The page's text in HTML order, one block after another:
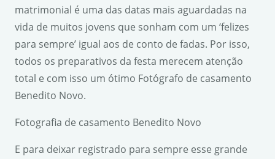
matrimonial é uma das datas mais aguardadas na
vida de muitos jovens que sonham com um ‘felizes
para sempre’ igual aos de conto de fadas. Por isso,
todos os preparativos da festa merecem atenção
total e com isso um ótimo Fotógrafo de casamento
Benedito Novo.
Fotografia de casamento Benedito Novo
E para deixar registrado para sempre esse grande